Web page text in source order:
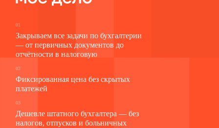
01
Закрываем все задачи по бухгалтерии
— от первичных документов до
отчётности в налоговую
02
Фиксированная цена без скрытых
платежей
03
Дешевле штатного бухгалтера — без
налогов, отпусков и больничных